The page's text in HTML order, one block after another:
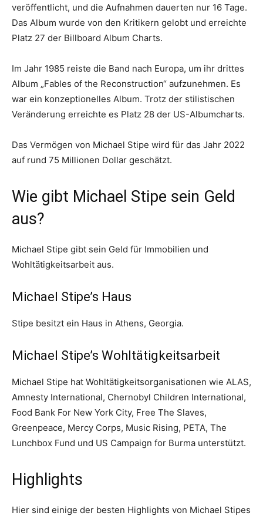
veröffentlicht, und die Aufnahmen dauerten nur 16 Tage.
Das Album wurde von den Kritikern gelobt und erreichte
Platz 27 der Billboard Album Charts.
Im Jahr 1985 reiste die Band nach Europa, um ihr drittes
Album „Fables of the Reconstruction“ aufzunehmen. Es
war ein konzeptionelles Album. Trotz der stilistischen
Veränderung erreichte es Platz 28 der US-Albumcharts.
Das Vermögen von Michael Stipe wird für das Jahr 2022
auf rund 75 Millionen Dollar geschätzt.
Wie gibt Michael Stipe sein Geld
aus?
Michael Stipe gibt sein Geld für Immobilien und
Wohltätigkeitsarbeit aus.
Michael Stipe’s Haus
Stipe besitzt ein Haus in Athens, Georgia.
Michael Stipe’s Wohltätigkeitsarbeit
Michael Stipe hat Wohltätigkeitsorganisationen wie ALAS,
Amnesty International, Chernobyl Children International,
Food Bank For New York City, Free The Slaves,
Greenpeace, Mercy Corps, Music Rising, PETA, The
Lunchbox Fund und US Campaign for Burma unterstützt.
Highlights
Hier sind einige der besten Highlights von Michael Stipes